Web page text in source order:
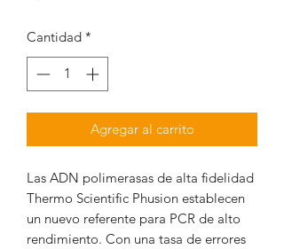
Cantidad *
Agregar al carrito
Las ADN polimerasas de alta fidelidad
Thermo Scientific Phusion establecen
un nuevo referente para PCR de alto
rendimiento. Con una tasa de errores